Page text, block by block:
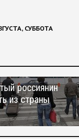
СУББОТА
россиянин
из страны